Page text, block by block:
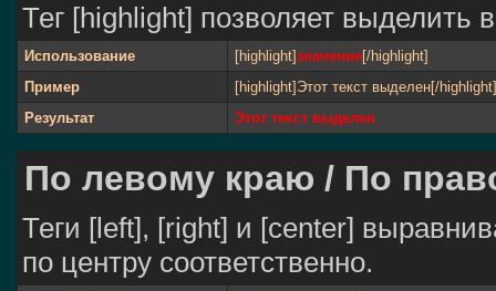
Тег [highlight] позволяет выделить
Использование [highlight]значение[/highlight]
Пример
[highlight]Этот текст выделен[/highlight]
Результат
Этот текст выделен
По левому краю / По
Теги [left], [right] и [center]
по центру соответственно.